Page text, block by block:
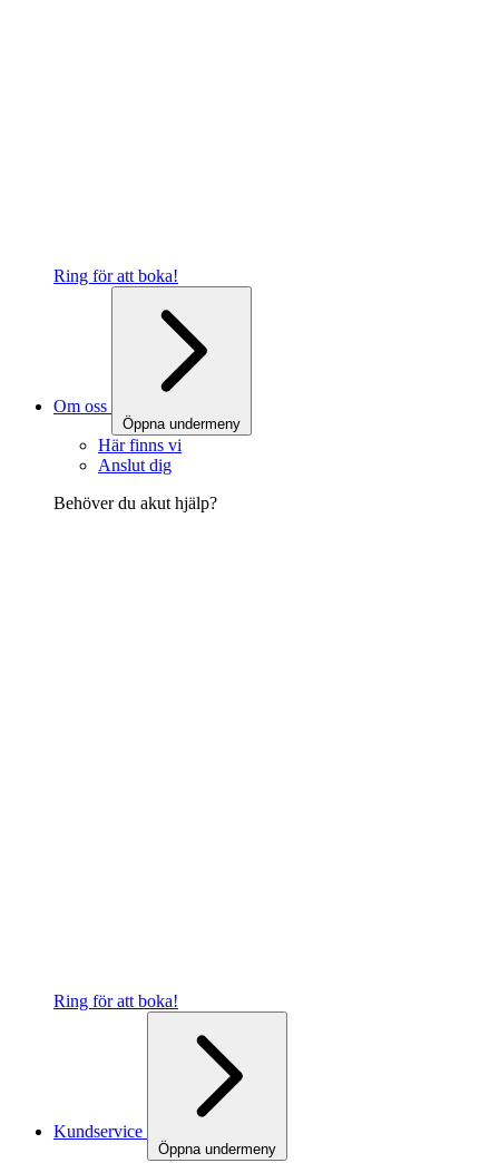
Ring för att boka!
Om oss
Öppna undermeny
Här finns vi
Anslut dig
Behöver du akut hjälp?
Ring för att boka!
Kundservice
Öppna undermeny